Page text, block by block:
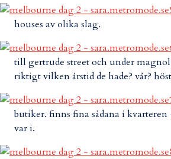
houses av olika slag.
till gertrude street och under
riktigt vilken årstid de hade? vår?
butiker. finns fina sådana i kvarteren
var i.